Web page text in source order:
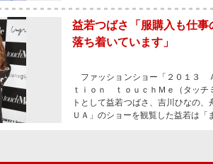
益若つばさ「服購入も仕
落ち着いています」
ファッションショー「２０１３
ｔｉｏｎ ｔｏｕｃｈＭｅ（タッチ
トとして益若つばさ、吉川ひなの
ＵＡ」のショーを観覧した益若は「